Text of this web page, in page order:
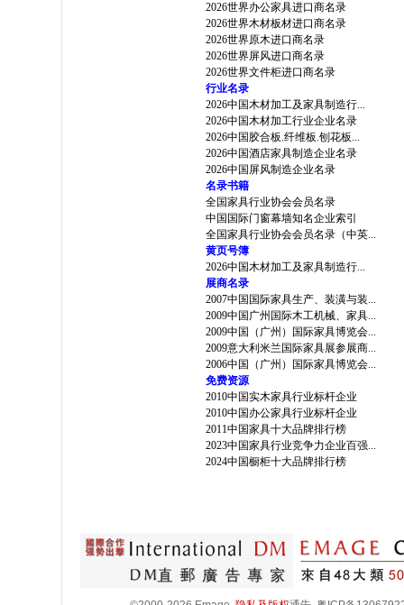
2026世界办公家具进口商名录
2026世界木材板材进口商名录
2026世界原木进口商名录
2026世界屏风进口商名录
2026世界文件柜进口商名录
行业名录
2026中国木材加工及家具制造行...
2026中国木材加工行业企业名录
2026中国胶合板.纤维板.刨花板...
2026中国酒店家具制造企业名录
2026中国屏风制造企业名录
名录书籍
全国家具行业协会会员名录
中国国际门窗幕墙知名企业索引
全国家具行业协会会员名录（中英...
黄页号簿
2026中国木材加工及家具制造行...
展商名录
2007中国国际家具生产、装潢与装...
2009中国广州国际木工机械、家具...
2009中国（广州）国际家具博览会...
2009意大利米兰国际家具展参展商...
2006中国（广州）国际家具博览会...
免费资源
2010中国实木家具行业标杆企业
2010中国办公家具行业标杆企业
2011中国家具十大品牌排行榜
2023中国家具行业竞争力企业百强...
2024中国橱柜十大品牌排行榜